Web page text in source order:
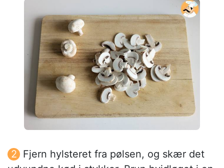
Fjern hylsteret fra pølsen, og skær det